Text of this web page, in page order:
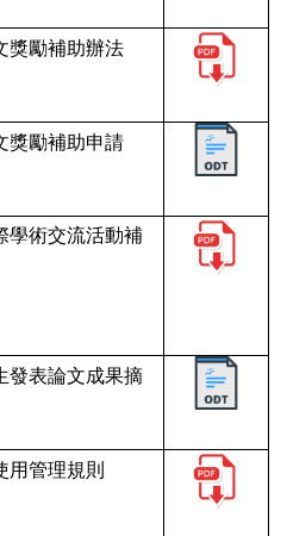
獎勵補助辦法
獎勵補助申請
學術交流活動補
發表論文成果摘
用管理規則